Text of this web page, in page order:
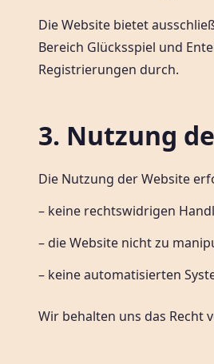
Die Website bietet
Bereich Glücksspiel und
Registrierungen durch.
3. Nutzung
Die Nutzung der Website
– keine rechtswidrigen
– die Website nicht zu
– keine automatisierten
Wir behalten uns das Recht